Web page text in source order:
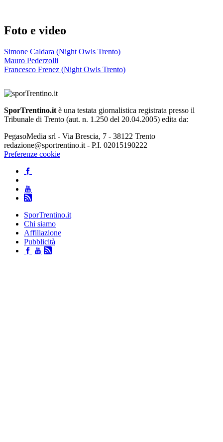
Foto e video
Simone Caldara (Night Owls Trento)
Mauro Pederzolli
Francesco Frenez (Night Owls Trento)
SporTrentino.it è una testata giornalistica registrata presso il
Tribunale di Trento (aut. n. 1.250 del 20.04.2005) edita da:
PegasoMedia srl - Via Brescia, 7 - 38122 Trento
redazione@sportrentino.it - P.I. 02015190222
Preferenze cookie
SporTrentino.it
Chi siamo
Affiliazione
Pubblicità